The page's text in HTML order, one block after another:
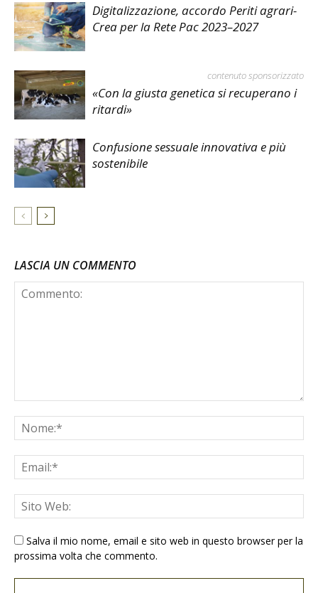
Digitalizzazione, accordo Periti agrari-
Crea per la Rete Pac 2023–2027
contenuto sponsorizzato
«Con la giusta genetica si recuperano i
ritardi»
Confusione sessuale innovativa e più
sostenibile
LASCIA UN COMMENTO
Salva il mio nome, email e sito web in questo browser per la
prossima volta che commento.